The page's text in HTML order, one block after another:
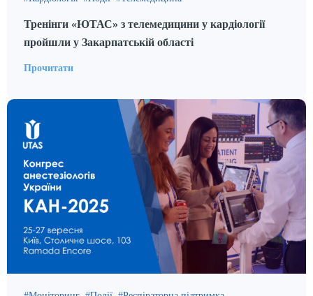
Тренінги «ЮТАС» з телемедицини у кардіології
пройшли у Закарпатській області
Прочитати